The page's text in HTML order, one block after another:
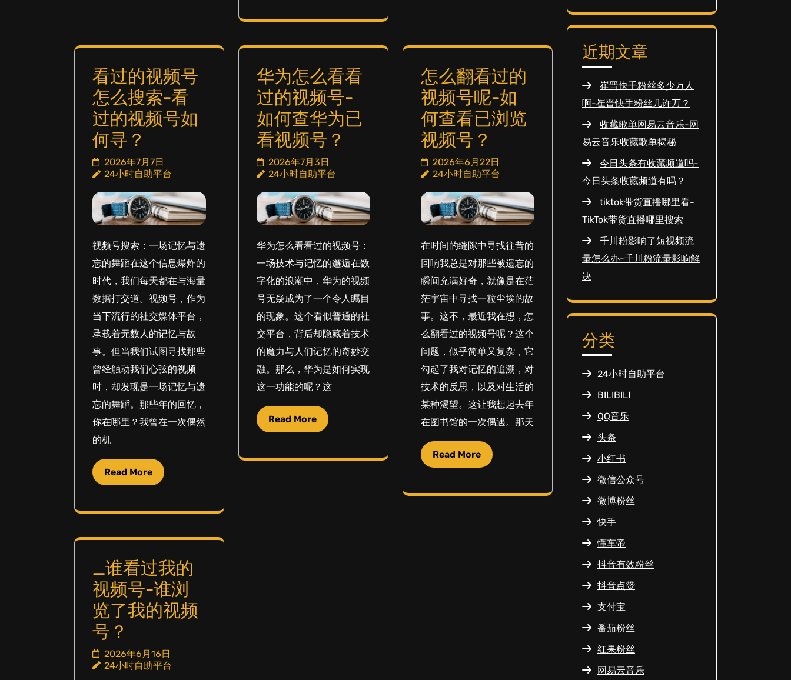
看过的视频号
怎么搜索-看
过的视频号如
何寻？
2026年7月7日
24小时自助平台
视频号搜索：一场记忆与遗
忘的舞蹈在这个信息爆炸的
时代，我们每天都在与海量
数据打交道。视频号，作为
当下流行的社交媒体平台，
承载着无数人的记忆与故
事。但当我们试图寻找那些
曾经触动我们心弦的视频
时，却发现是一场记忆与遗
忘的舞蹈。那些年的回忆，
你在哪里？我曾在一次偶然
的机
Read More
华为怎么看看
过的视频号-
如何查华为已
看视频号？
2026年7月3日
24小时自助平台
华为怎么看看过的视频号：
一场技术与记忆的邂逅在数
字化的浪潮中，华为的视频
号无疑成为了一个令人瞩目
的现象。这个看似普通的社
交平台，背后却隐藏着技术
的魔力与人们记忆的奇妙交
融。那么，华为是如何实现
这一功能的呢？这
Read More
怎么翻看过的
视频号呢-如
何查看已浏览
视频号？
2026年6月22日
24小时自助平台
在时间的缝隙中寻找往昔的
回响我总是对那些被遗忘的
瞬间充满好奇，就像是在茫
茫宇宙中寻找一粒尘埃的故
事。这不，最近我在想，怎
么翻看过的视频号呢？这个
问题，似乎简单又复杂，它
勾起了我对记忆的追溯，对
技术的反思，以及对生活的
某种渴望。这让我想起去年
在图书馆的一次偶遇。那天
Read More
_谁看过我的
视频号-谁浏
览了我的视频
号？
2026年6月16日
24小时自助平台
近期文章
崔晋快手粉丝多少万人
啊-崔晋快手粉丝几许万？
收藏歌单网易云音乐-网
易云音乐收藏歌单揭秘
今日头条有收藏频道吗-
今日头条收藏频道有吗？
tiktok带货直播哪里看-
TikTok带货直播哪里搜索
千川粉影响了短视频流
量怎么办-千川粉流量影响解
决
分类
24小时自助平台
BILIBILI
QQ音乐
头条
小红书
微信公众号
微博粉丝
快手
懂车帝
抖音有效粉丝
抖音点赞
支付宝
番茄粉丝
红果粉丝
网易云音乐